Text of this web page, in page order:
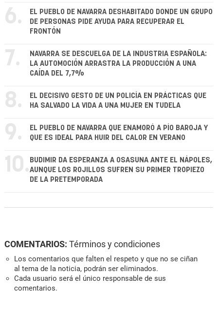
6.
EL PUEBLO DE NAVARRA DESHABITADO DONDE UN GRUPO
DE PERSONAS PIDE AYUDA PARA RECUPERAR EL
FRONTÓN
7.
NAVARRA SE DESCUELGA DE LA INDUSTRIA ESPAÑOLA:
LA AUTOMOCIÓN ARRASTRA LA PRODUCCIÓN A UNA
CAÍDA DEL 7,7%
8.
EL DECISIVO GESTO DE UN POLICÍA EN PRÁCTICAS QUE
HA SALVADO LA VIDA A UNA MUJER EN TUDELA
9.
EL PUEBLO DE NAVARRA QUE ENAMORÓ A PÍO BAROJA Y
QUE ES IDEAL PARA HUIR DEL CALOR EN VERANO
10. BUDIMIR DA ESPERANZA A OSASUNA ANTE EL NÁPOLES,
AUNQUE LOS ROJILLOS SUFREN SU PRIMER TROPIEZO
DE LA PRETEMPORADA
COMENTARIOS: Términos y condiciones
Los comentarios que falten el respeto y que no se ciñan
al tema de la noticia, podrán ser eliminados.
Cada usuario será el único responsable de sus
comentarios.